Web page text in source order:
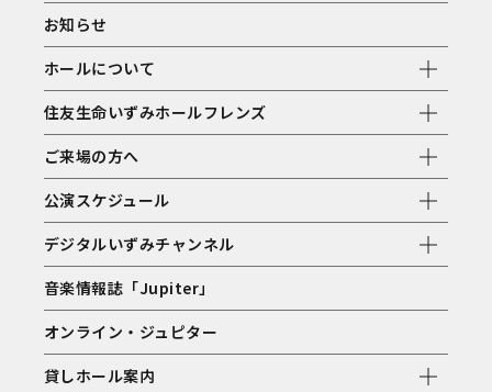
お知らせ
ホールについて
住友生命いずみホールフレンズ
ご来場の方へ
公演スケジュール
デジタルいずみチャンネル
音楽情報誌「Jupiter」
オンライン・ジュピター
貸しホール案内